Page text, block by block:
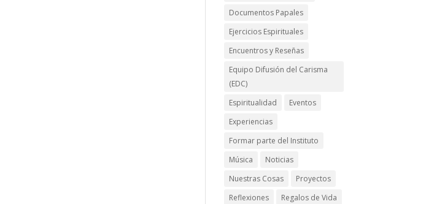
Documentos Papales
Ejercicios Espirituales
Encuentros y Reseñas
Equipo Difusión del Carisma
(EDC)
Espiritualidad
Eventos
Experiencias
Formar parte del Instituto
Música
Noticias
Nuestras Cosas
Proyectos
Reflexiones
Regalos de Vida